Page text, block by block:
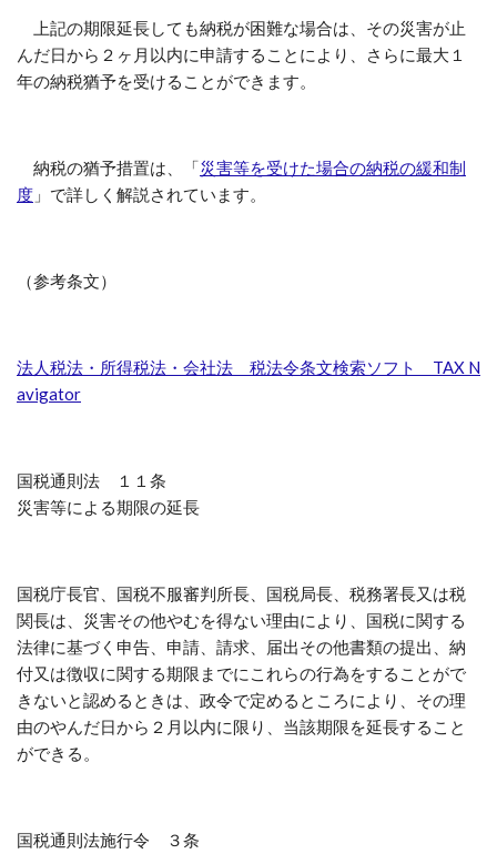
上記の期限延長しても納税が困難な場合は、その災害が止
んだ日から２ヶ月以内に申請することにより、さらに最大１
年の納税猶予を受けることができます。
納税の猶予措置は、「災害等を受けた場合の納税の緩和制
度 」で詳しく解説されています。
（参考条文）
法人税法・所得税法・会社法 税法令条文検索ソフト TAX N
avigator
国税通則法 １１条
災害等による期限の延長
国税庁長官、国税不服審判所長、国税局長、税務署長又は税
関長は、災害その他やむを得ない理由により、国税に関する
法律に基づく申告、申請、請求、届出その他書類の提出、納
付又は徴収に関する期限までにこれらの行為をすることがで
きないと認めるときは、政令で定めるところにより、その理
由のやんだ日から２月以内に限り、当該期限を延長すること
ができる。
国税通則法施行令 ３条